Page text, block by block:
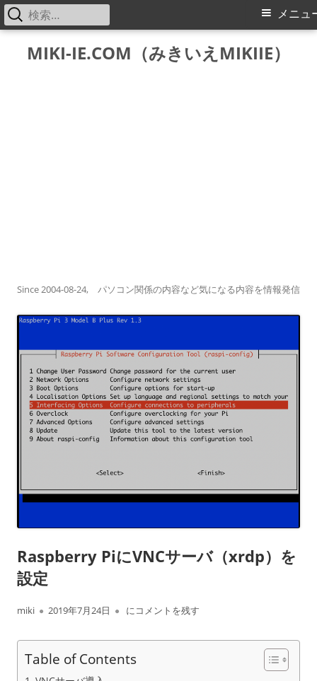
MIKI-IE.COM（みきいえMIKIIE）
Since 2004-08-24, パソコン関係の内容など気になる内容を情報発信
メ
メニュ
検
索:
Raspberry PiにVNCサーバ（xrdp）を
設定
作
miki
公
日
2019年7月24日 Raspberry PiにVNCサーバ（xrdp）を設定
にコメントを残す
Table of Contents